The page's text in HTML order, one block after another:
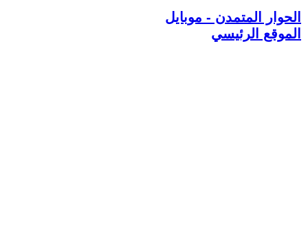
الحوار المتمدن - موبايل
الموقع الرئيسي